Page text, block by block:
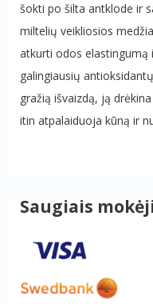
šokti po šilta antklode ir
miltelių veikliosios
atkurti odos elastingumą
galingiausių
gražią išvaizdą, ją
itin atpalaiduoja kūną ir
Saugiais